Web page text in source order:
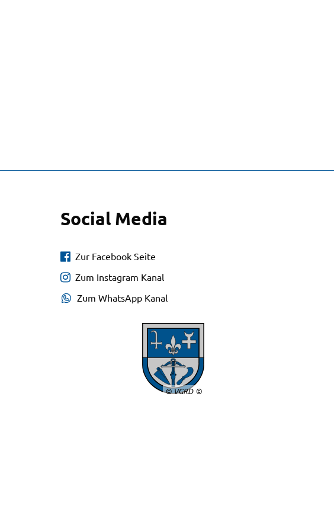
Social Media
Zur Facebook Seite
Zum Instagram Kanal
Zum WhatsApp Kanal
© VGRD